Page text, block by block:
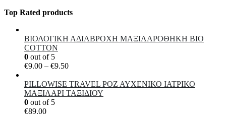
€9.00
Top Rated products
ΒΙΟΛΟΓΙΚΗ ΑΔΙΑΒΡΟΧΗ ΜΑΞΙΛΑΡΟΘΗΚΗ BIO
COTTON
0 out of 5
€9.00 – €9.50Price
€9.00
through
PILLOWISE TRAVEL ΡΟΖ ΑΥΧΕΝΙΚΟ ΙΑΤΡΙΚΟ
ΜΑΞΙΛΑΡΙ ΤΑΞΙΔΙΟΥ
0 out of 5
€89.00